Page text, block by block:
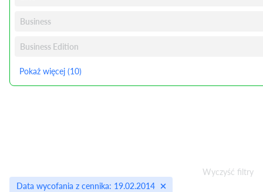
Business
Business Edition
Pokaż więcej (10)
Wyczyść filtry
Data wycofania z cennika: 19.02.2014